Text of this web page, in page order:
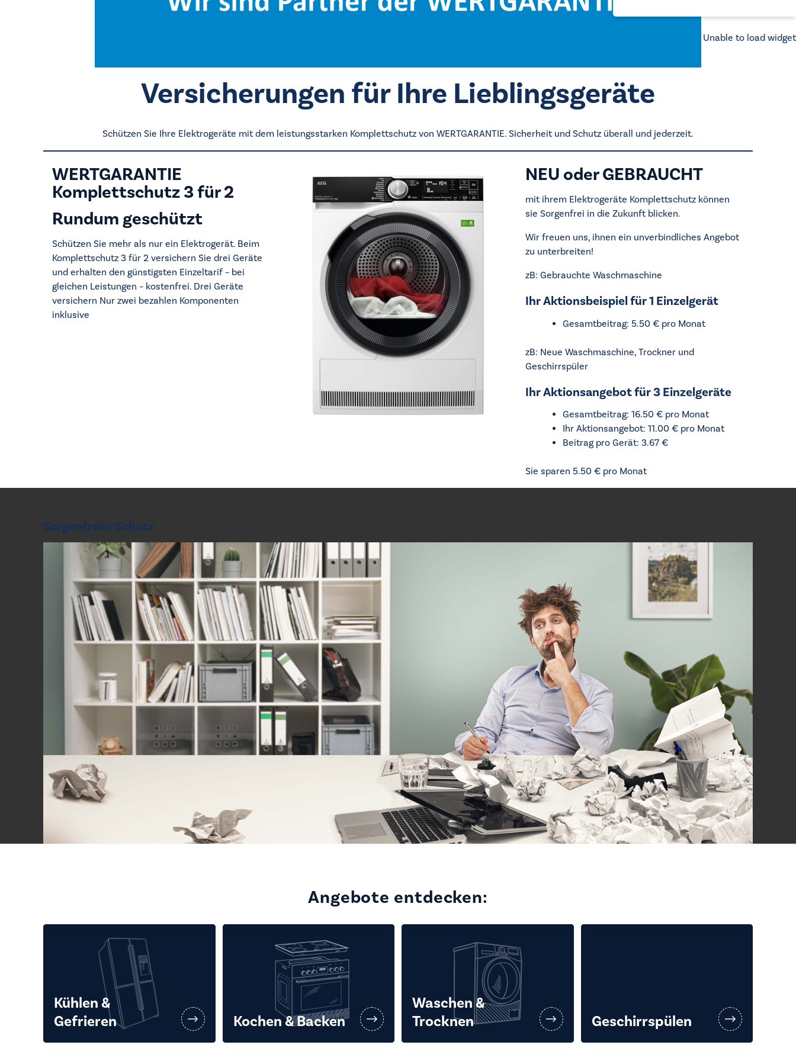
Versicherungen für Ihre Lieblingsgeräte
Schützen Sie Ihre Elektrogeräte mit dem leistungsstarken Komplettschutz von WERTGARANTIE. Sicherheit und Schutz überall und jederzeit.
WERTGARANTIE
Komplettschutz 3 für 2
Rundum geschützt
Schützen Sie mehr als nur ein Elektrogerät. Beim
Komplettschutz 3 für 2 versichern Sie drei Geräte
und erhalten den günstigsten Einzeltarif – bei
gleichen Leistungen – kostenfrei. Drei Geräte
versichern Nur zwei bezahlen Komponenten
inklusive
NEU oder GEBRAUCHT
mit ihrem Elektrogeräte Komplettschutz können
sie Sorgenfrei in die Zukunft blicken.
Wir freuen uns, ihnen ein unverbindliches Angebot
zu unterbreiten!
zB: Gebrauchte Waschmaschine
Ihr Aktionsbeispiel für 1 Einzelgerät
Gesamtbeitrag: 5.50 € pro Monat
zB: Neue Waschmaschine, Trockner und
Geschirrspüler
Ihr Aktionsangebot für 3 Einzelgeräte
Gesamtbeitrag: 16.50 € pro Monat
Ihr Aktionsangebot: 11.00 € pro Monat
Beitrag pro Gerät: 3.67 €
Sie sparen 5.50 € pro Monat
Sorgenfreier Schutz
Angebote entdecken:
Kühlen &
Gefrieren
Kochen & Backen
Waschen &
Trocknen
Geschirrspülen
Unable to load widget